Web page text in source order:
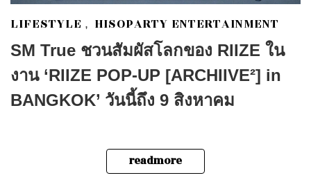
LIFESTYLE , HISOPARTY ENTERTAINMENT
SM True ชวนสัมผัสโลกของ RIIZE ใน
งาน ‘RIIZE POP-UP [ARCHIIVE²] in
BANGKOK’ วันนี้ถึง 9 สิงหาคม
readmore